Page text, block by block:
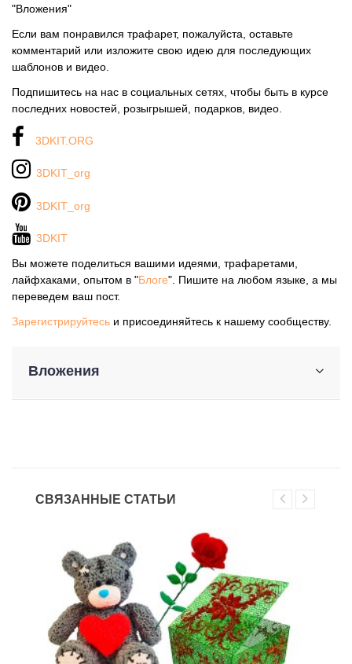
"Вложения"
Если вам понравился трафарет, пожалуйста, оставьте
комментарий или изложите свою идею для последующих
шаблонов и видео.
Подпишитесь на нас в социальных сетях, чтобы быть в курсе
последних новостей, розыгрышей, подарков, видео.
3DKIT.ORG
3DKIT_org
3DKIT_org
3DKIT
Вы можете поделиться вашими идеями, трафаретами,
лайфхаками, опытом в "Блоге". Пишите на любом языке, а мы
переведем ваш пост.
Зарегистрируйтесь и присоединяйтесь к нашему сообществу.
Вложения
СВЯЗАННЫЕ СТАТЬИ